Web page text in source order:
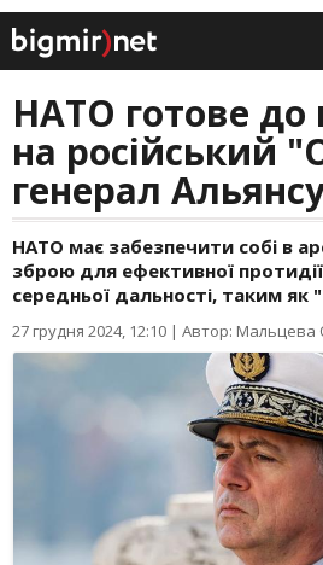
НАТО готове до
на російський
генерал
НАТО має забезпечити собі в
зброю для ефективної
середньої дальності, таким як
27 грудня 2024, 12:10 | Автор: Мальцева